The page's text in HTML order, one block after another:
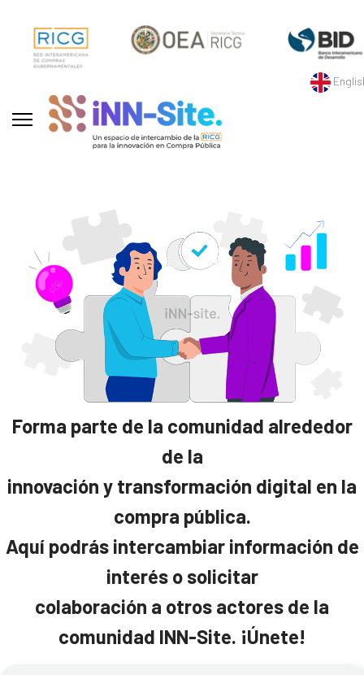
Forma parte de la comunidad alrededor
de la
innovación y transformación digital en la
compra pública.
Aquí podrás intercambiar información de
interés o solicitar
colaboración a otros actores de la
comunidad INN-Site. ¡Únete!